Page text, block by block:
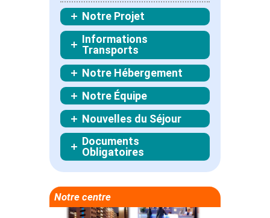
Notre Projet
Informations
Transports
Notre Hébergement
Notre Équipe
Nouvelles du Séjour
Documents
Obligatoires
Notre centre